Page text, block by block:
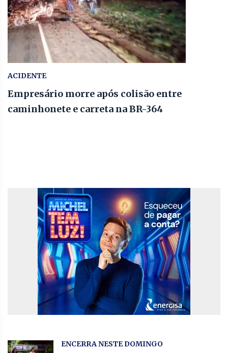
ACIDENTE
Empresário morre após colisão entre
caminhonete e carreta na BR-364
ENCERRA NESTE DOMINGO